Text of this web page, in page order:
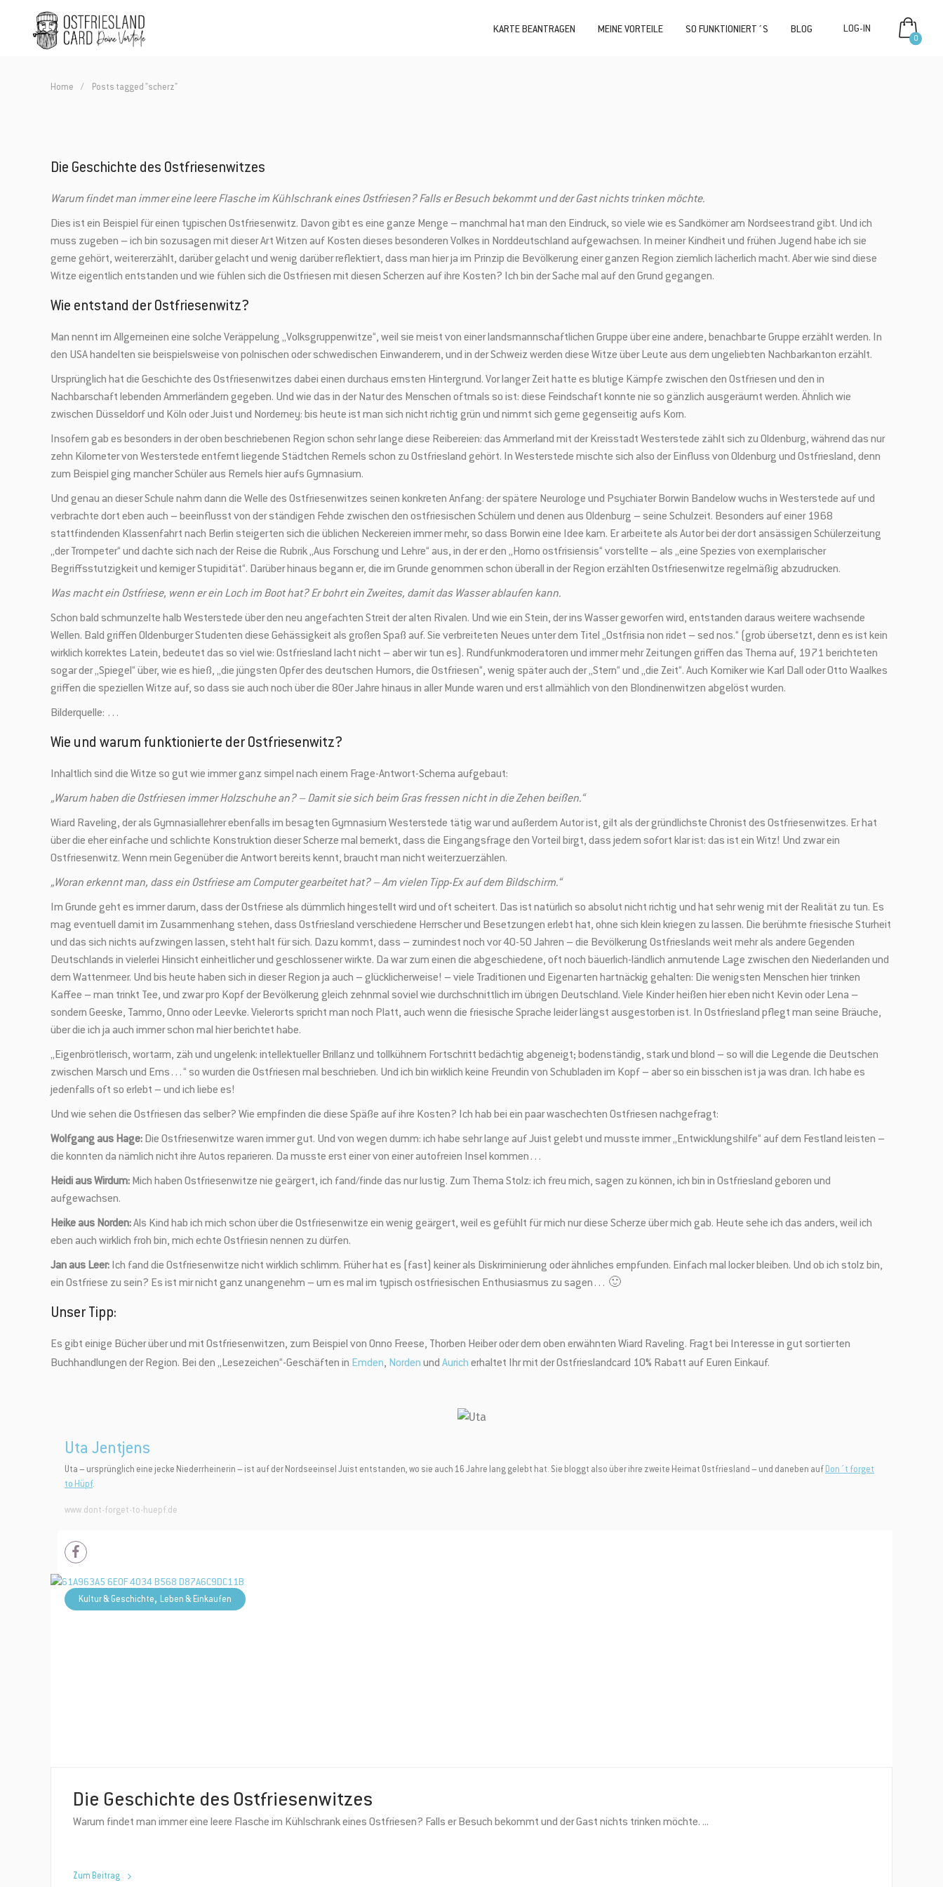
KARTE BEANTRAGEN MEINE VORTEILE SO FUNKTIONIERT´S BLOG
0
Home Posts tagged "scherz"
Die Geschichte des Ostfriesenwitzes
Warum findet man immer eine leere Flasche im Kühlschrank eines Ostfriesen? Falls er Besuch bekommt und der Gast nichts trinken möchte.
Dies ist ein Beispiel für einen typischen Ostfriesenwitz. Davon gibt es eine ganze Menge – manchmal hat man den Eindruck, so viele wie es Sandkörner am Nordseestrand gibt. Und ich
muss zugeben – ich bin sozusagen mit dieser Art Witzen auf Kosten dieses besonderen Volkes in Norddeutschland aufgewachsen. In meiner Kindheit und frühen Jugend habe ich sie
gerne gehört, weitererzählt, darüber gelacht und wenig darüber reflektiert, dass man hier ja im Prinzip die Bevölkerung einer ganzen Region ziemlich lächerlich macht. Aber wie sind diese
Witze eigentlich entstanden und wie fühlen sich die Ostfriesen mit diesen Scherzen auf ihre Kosten? Ich bin der Sache mal auf den Grund gegangen.
Wie entstand der Ostfriesenwitz?
Man nennt im Allgemeinen eine solche Veräppelung „Volksgruppenwitze“, weil sie meist von einer landsmannschaftlichen Gruppe über eine andere, benachbarte Gruppe erzählt werden. In
den USA handelten sie beispielsweise von polnischen oder schwedischen Einwanderern, und in der Schweiz werden diese Witze über Leute aus dem ungeliebten Nachbarkanton erzählt.
Ursprünglich hat die Geschichte des Ostfriesenwitzes dabei einen durchaus ernsten Hintergrund. Vor langer Zeit hatte es blutige Kämpfe zwischen den Ostfriesen und den in
Nachbarschaft lebenden Ammerländern gegeben. Und wie das in der Natur des Menschen oftmals so ist: diese Feindschaft konnte nie so gänzlich ausgeräumt werden. Ähnlich wie
zwischen Düsseldorf und Köln oder Juist und Norderney: bis heute ist man sich nicht richtig grün und nimmt sich gerne gegenseitig aufs Korn.
Insofern gab es besonders in der oben beschriebenen Region schon sehr lange diese Reibereien: das Ammerland mit der Kreisstadt Westerstede zählt sich zu Oldenburg, während das nur
zehn Kilometer von Westerstede entfernt liegende Städtchen Remels schon zu Ostfriesland gehört. In Westerstede mischte sich also der Einfluss von Oldenburg und Ostfriesland, denn
zum Beispiel ging mancher Schüler aus Remels hier aufs Gymnasium.
Und genau an dieser Schule nahm dann die Welle des Ostfriesenwitzes seinen konkreten Anfang: der spätere Neurologe und Psychiater Borwin Bandelow wuchs in Westerstede auf und
verbrachte dort eben auch – beeinflusst von der ständigen Fehde zwischen den ostfriesischen Schülern und denen aus Oldenburg – seine Schulzeit. Besonders auf einer 1968
stattfindenden Klassenfahrt nach Berlin steigerten sich die üblichen Neckereien immer mehr, so dass Borwin eine Idee kam. Er arbeitete als Autor bei der dort ansässigen Schülerzeitung
„der Trompeter“ und dachte sich nach der Reise die Rubrik „Aus Forschung und Lehre“ aus, in der er den „Homo ostfrisiensis“ vorstellte – als „eine Spezies von exemplarischer
Begriffsstutzigkeit und kerniger Stupidität“. Darüber hinaus begann er, die im Grunde genommen schon überall in der Region erzählten Ostfriesenwitze regelmäßig abzudrucken.
Was macht ein Ostfriese, wenn er ein Loch im Boot hat? Er bohrt ein Zweites, damit das Wasser ablaufen kann.
Schon bald schmunzelte halb Westerstede über den neu angefachten Streit der alten Rivalen. Und wie ein Stein, der ins Wasser geworfen wird, entstanden daraus weitere wachsende
Wellen. Bald griffen Oldenburger Studenten diese Gehässigkeit als großen Spaß auf. Sie verbreiteten Neues unter dem Titel „Ostfrisia non ridet – sed nos.“ (grob übersetzt, denn es ist kein
wirklich korrektes Latein, bedeutet das so viel wie: Ostfriesland lacht nicht – aber wir tun es). Rundfunkmoderatoren und immer mehr Zeitungen griffen das Thema auf, 1971 berichteten
sogar der „Spiegel“ über, wie es hieß, „die jüngsten Opfer des deutschen Humors, die Ostfriesen“, wenig später auch der „Stern“ und „die Zeit“. Auch Komiker wie Karl Dall oder Otto Waalkes
griffen die speziellen Witze auf, so dass sie auch noch über die 80er Jahre hinaus in aller Munde waren und erst allmählich von den Blondinenwitzen abgelöst wurden.
Bilderquelle: …
Wie und warum funktionierte der Ostfriesenwitz?
Inhaltlich sind die Witze so gut wie immer ganz simpel nach einem Frage-Antwort-Schema aufgebaut:
„Warum haben die Ostfriesen immer Holzschuhe an? – Damit sie sich beim Gras fressen nicht in die Zehen beißen.“
Wiard Raveling, der als Gymnasiallehrer ebenfalls im besagten Gymnasium Westerstede tätig war und außerdem Autor ist, gilt als der gründlichste Chronist des Ostfriesenwitzes. Er hat
über die eher einfache und schlichte Konstruktion dieser Scherze mal bemerkt, dass die Eingangsfrage den Vorteil birgt, dass jedem sofort klar ist: das ist ein Witz! Und zwar ein
Ostfriesenwitz. Wenn mein Gegenüber die Antwort bereits kennt, braucht man nicht weiterzuerzählen.
„Woran erkennt man, dass ein Ostfriese am Computer gearbeitet hat? – Am vielen Tipp-Ex auf dem Bildschirm.“
Im Grunde geht es immer darum, dass der Ostfriese als dümmlich hingestellt wird und oft scheitert. Das ist natürlich so absolut nicht richtig und hat sehr wenig mit der Realität zu tun. Es
mag eventuell damit im Zusammenhang stehen, dass Ostfriesland verschiedene Herrscher und Besetzungen erlebt hat, ohne sich klein kriegen zu lassen. Die berühmte friesische Sturheit
und das sich nichts aufzwingen lassen, steht halt für sich. Dazu kommt, dass – zumindest noch vor 40-50 Jahren – die Bevölkerung Ostfrieslands weit mehr als andere Gegenden
Deutschlands in vielerlei Hinsicht einheitlicher und geschlossener wirkte. Da war zum einen die abgeschiedene, oft noch bäuerlich-ländlich anmutende Lage zwischen den Niederlanden und
dem Wattenmeer. Und bis heute haben sich in dieser Region ja auch – glücklicherweise! – viele Traditionen und Eigenarten hartnäckig gehalten: Die wenigsten Menschen hier trinken
Kaffee – man trinkt Tee, und zwar pro Kopf der Bevölkerung gleich zehnmal soviel wie durchschnittlich im übrigen Deutschland. Viele Kinder heißen hier eben nicht Kevin oder Lena –
sondern Geeske, Tammo, Onno oder Leevke. Vielerorts spricht man noch Platt, auch wenn die friesische Sprache leider längst ausgestorben ist. In Ostfriesland pflegt man seine Bräuche,
über die ich ja auch immer schon mal hier berichtet habe.
„Eigenbrötlerisch, wortarm, zäh und ungelenk: intellektueller Brillanz und tollkühnem Fortschritt bedächtig abgeneigt; bodenständig, stark und blond – so will die Legende die Deutschen
zwischen Marsch und Ems…“ so wurden die Ostfriesen mal beschrieben. Und ich bin wirklich keine Freundin von Schubladen im Kopf – aber so ein bisschen ist ja was dran. Ich habe es
jedenfalls oft so erlebt – und ich liebe es!
Und wie sehen die Ostfriesen das selber? Wie empfinden die diese Späße auf ihre Kosten? Ich hab bei ein paar waschechten Ostfriesen nachgefragt:
Wolfgang aus Hage: Die Ostfriesenwitze waren immer gut. Und von wegen dumm: ich habe sehr lange auf Juist gelebt und musste immer „Entwicklungshilfe“ auf dem Festland leisten –
die konnten da nämlich nicht ihre Autos reparieren. Da musste erst einer von einer autofreien Insel kommen…
Heidi aus Wirdum: Mich haben Ostfriesenwitze nie geärgert, ich fand/finde das nur lustig. Zum Thema Stolz: ich freu mich, sagen zu können, ich bin in Ostfriesland geboren und
aufgewachsen.
Heike aus Norden: Als Kind hab ich mich schon über die Ostfriesenwitze ein wenig geärgert, weil es gefühlt für mich nur diese Scherze über mich gab. Heute sehe ich das anders, weil ich
eben auch wirklich froh bin, mich echte Ostfriesin nennen zu dürfen.
Jan aus Leer: Ich fand die Ostfriesenwitze nicht wirklich schlimm. Früher hat es (fast) keiner als Diskriminierung oder ähnliches empfunden. Einfach mal locker bleiben. Und ob ich stolz bin,
ein Ostfriese zu sein? Es ist mir nicht ganz unangenehm – um es mal im typisch ostfriesischen Enthusiasmus zu sagen… 🙂
Unser Tipp:
Es gibt einige Bücher über und mit Ostfriesenwitzen, zum Beispiel von Onno Freese, Thorben Heiber oder dem oben erwähnten Wiard Raveling. Fragt bei Interesse in gut sortierten
Buchhandlungen der Region. Bei den „Lesezeichen“-Geschäften in Emden, Norden und Aurich erhaltet Ihr mit der Ostfrieslandcard 10% Rabatt auf Euren Einkauf.
Uta Jentjens
Uta – ursprünglich eine jecke Niederrheinerin – ist auf der Nordseeinsel Juist entstanden, wo sie auch 16 Jahre lang gelebt hat. Sie bloggt also über ihre zweite Heimat Ostfriesland – und daneben auf Don´t forget
to Hüpf.
www.dont-forget-to-huepf.de
Kultur & Geschichte, Leben & Einkaufen
Die Geschichte des Ostfriesenwitzes
Warum findet man immer eine leere Flasche im Kühlschrank eines Ostfriesen? Falls er Besuch bekommt und der Gast nichts trinken möchte.
Zum Beitrag
Jetzt anmelden und 5 € Rabatt sichern!
Du erhältst nach Registrierung eine e-Mail mit dem Gutscheincode. Diesen kannst Du bei Deiner nächsten
Bestellung einer OSTFRIESLANDCARD einsetzen. Er ist jedoch nicht mit anderen Aktionen kombinierbar.